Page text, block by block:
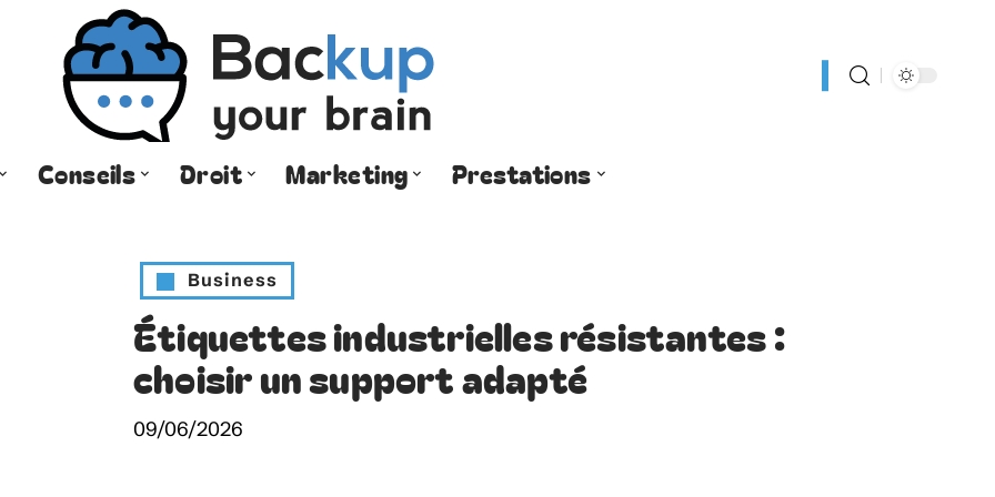
Conseils Droit Marketing Prestations
Business
Étiquettes industrielles résistantes :
choisir un support adapté
09/06/2026